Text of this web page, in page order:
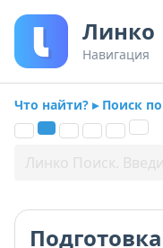
Линко
Навигация
Что найти? ▸ Поиск